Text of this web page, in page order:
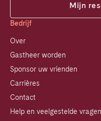
Mijn
Bedrijf
Over
Gastheer worden
Sponsor uw vrienden
Carrières
Contact
Help en veelgestelde vragen